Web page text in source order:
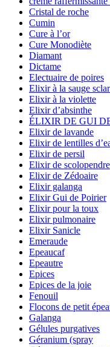
Cristal de roche
Cumin
Cure à l’or
Cure Monodiète
Diamant
Dictame
Electuaire de poires
Elixir à la sauge
Elixir à la violette
Elixir d’absinthe
ÉLIXIR DE GUI
Elixir de lavande
Elixir de lentilles
Elixir de persil
Elixir de scolopendre
Elixir de Zédoaire
Elixir galanga
Elixir Gui de Poirier
Elixir pour la toux
Elixir pulmonaire
Elixir Sanicle
Emeraude
Epeaucaf
Epeautre
Epices
Epices de la joie
Fenouil
Flocons de petit
Galanga
Gélules purgatives
Géranium (spray